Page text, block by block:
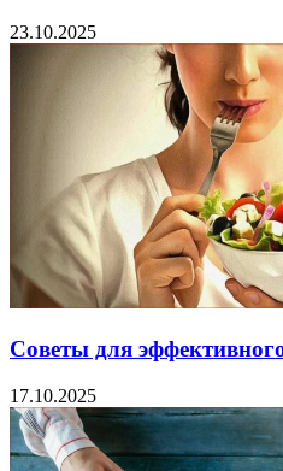
23.10.2025
Советы для
17.10.2025